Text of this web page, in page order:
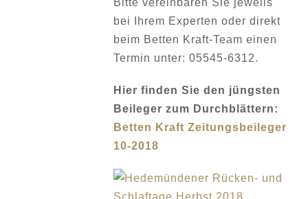
Bitte vereinbaren Sie jeweils
bei Ihrem Experten oder direkt
beim Betten Kraft-Team einen
Termin unter: 05545-6312.
Hier finden Sie den jüngsten
Beileger zum Durchblättern:
Betten Kraft Zeitungsbeileger
10-2018